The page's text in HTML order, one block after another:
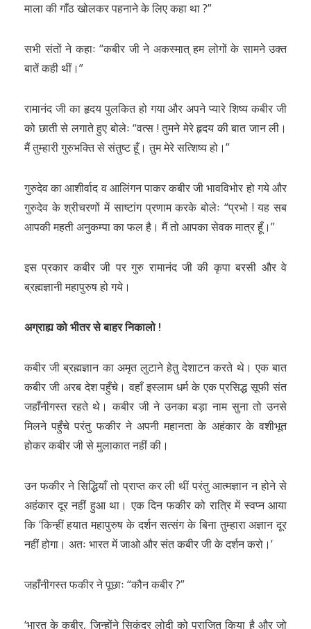
माला की गाँठ खोलकर पहनाने के लिए कहा था ?”
सभी संतों ने कहाः “कबीर जी ने अकस्मात् हम लोगों के सामने उक्त
बातें कही थीं।”
रामानंद जी का हृदय पुलकित हो गया और अपने प्यारे शिष्य कबीर जी
को छाती से लगाते हुए बोलेः “वत्स ! तुमने मेरे हृदय की बात जान ली।
मैं तुम्हारी गुरुभक्ति से संतुष्ट हूँ। तुम मेरे सत्शिष्य हो।”
गुरुदेव का आशीर्वाद व आलिंगन पाकर कबीर जी भावविभोर हो गये और
गुरुदेव के श्रीचरणों में साष्टांग प्रणाम करके बोलेः “प्रभो ! यह सब
आपकी महती अनुकम्पा का फल है। मैं तो आपका सेवक मात्र हूँ।”
इस प्रकार कबीर जी पर गुरु रामानंद जी की कृपा बरसी और वे
ब्रह्मज्ञानी महापुरुष हो गये।
अग्राह्य को भीतर से बाहर निकालो !
कबीर जी ब्रह्मज्ञान का अमृत लुटाने हेतु देशाटन करते थे। एक बात
कबीर जी अरब देश पहुँचे। वहाँ इस्लाम धर्म के एक प्रसिद्ध सूफी संत
जहाँनीगस्त रहते थे। कबीर जी ने उनका बड़ा नाम सुना तो उनसे
मिलने पहुँचे परंतु फकीर ने अपनी महानता के अहंकार के वशीभूत
होकर कबीर जी से मुलाकात नहीं की।
उन फकीर ने सिद्धियाँ तो प्राप्त कर ली थीं परंतु आत्मज्ञान न होने से
अहंकार दूर नहीं हुआ था। एक दिन फकीर को रात्रि में स्वप्न आया
कि ‘किन्हीं हयात महापुरुष के दर्शन सत्संग के बिना तुम्हारा अज्ञान दूर
नहीं होगा। अतः भारत में जाओ और संत कबीर जी के दर्शन करो।’
जहाँनीगस्त फकीर ने पूछाः “कौन कबीर ?”
‘भारत के कबीर, जिन्होंने सिकंदर लोदी को पराजित किया है और जो